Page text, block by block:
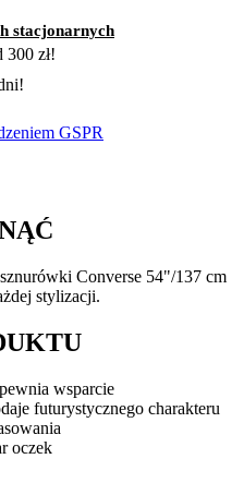
stacjonarnych
300 zł!
GSPR
Converse 54"/137 cm
stylizacji.
wsparcie
futurystycznego charakteru
oczek